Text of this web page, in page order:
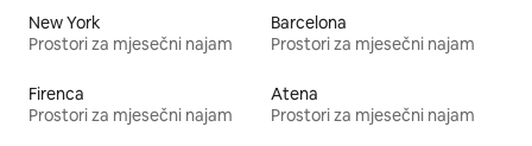
New York
Prostori za mjesečni najam
Barcelona
Prostori za mjesečni najam
Firenca
Prostori za mjesečni najam
Atena
Prostori za mjesečni najam